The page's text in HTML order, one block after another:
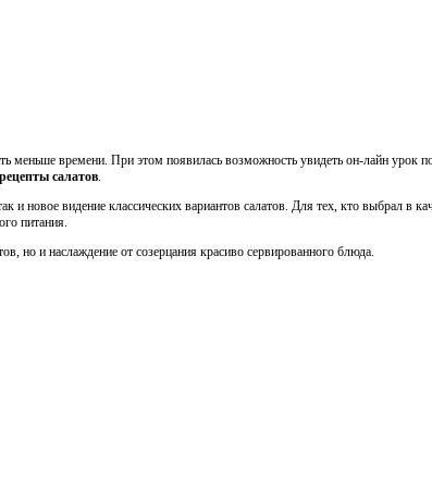
меньше времени. При этом появилась возможность увидеть он-лайн
рецепты салатов.
новое видение классических вариантов салатов. Для тех, кто выбрал в
питания.
но и наслаждение от созерцания красиво сервированного блюда.